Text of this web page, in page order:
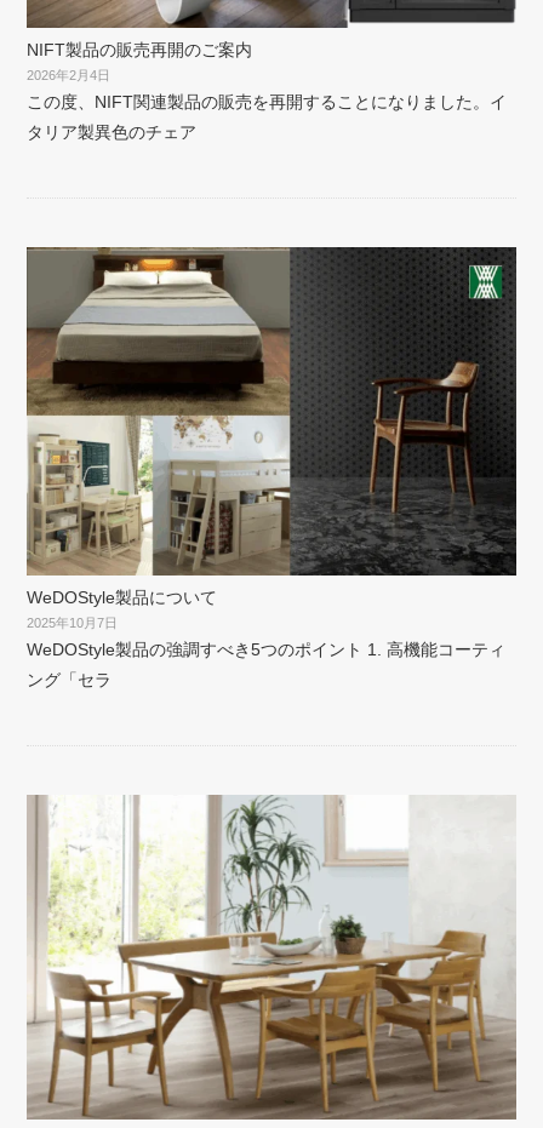
NIFT製品の販売再開のご案内
2026年2月4日
この度、NIFT関連製品の販売を再開することになりました。イ
タリア製異色のチェア
WeDOStyle製品について
2025年10月7日
WeDOStyle製品の強調すべき5つのポイント 1. 高機能コーティ
ング「セラ